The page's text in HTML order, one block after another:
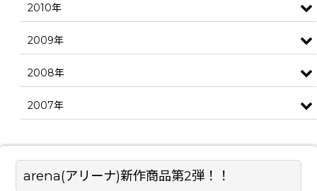
arena(アリーナ)新作商品第2弾！！
2010年
2009年
2008年
2007年